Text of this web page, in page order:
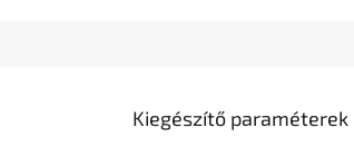
Kiegészítő paraméterek